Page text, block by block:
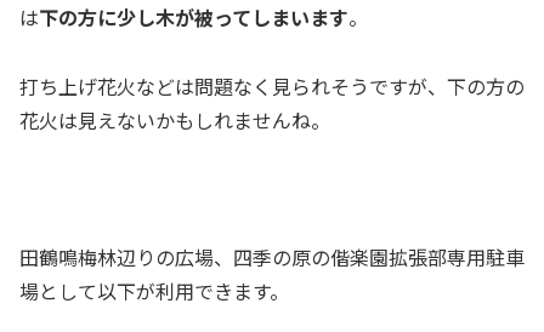
は下の方に少し木が被ってしまいます。
打ち上げ花火などは問題なく見られそうですが、下の方の
花火は見えないかもしれませんね。
田鶴鳴梅林辺りの広場、四季の原の偕楽園拡張部専用駐車
場として以下が利用できます。